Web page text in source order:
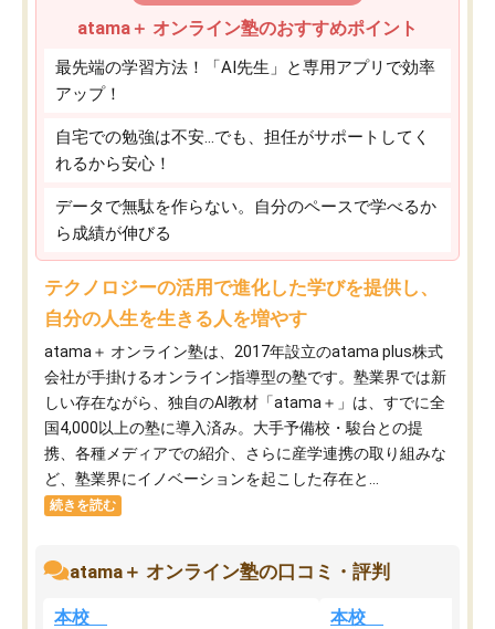
atama＋ オンライン塾のおすすめポイント
最先端の学習方法！「AI先生」と専用アプリで効率
アップ！
自宅での勉強は不安…でも、担任がサポートしてく
れるから安心！
データで無駄を作らない。自分のペースで学べるか
ら成績が伸びる
テクノロジーの活用で進化した学びを提供し、
自分の人生を生きる人を増やす
atama＋ オンライン塾は、2017年設立のatama plus株式
会社が手掛けるオンライン指導型の塾です。塾業界では新
しい存在ながら、独自のAI教材「atama＋」は、すでに全
国4,000以上の塾に導入済み。大手予備校・駿台との提
携、各種メディアでの紹介、さらに産学連携の取り組みな
ど、塾業界にイノベーションを起こした存在と...
続きを読む
atama＋ オンライン塾の口コミ・評判
本校 本校